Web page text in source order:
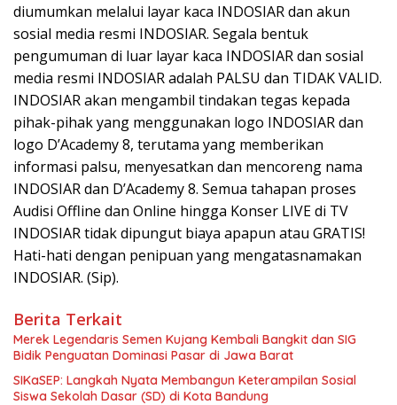
diumumkan melalui layar kaca INDOSIAR dan akun
sosial media resmi INDOSIAR. Segala bentuk
pengumuman di luar layar kaca INDOSIAR dan sosial
media resmi INDOSIAR adalah PALSU dan TIDAK VALID.
INDOSIAR akan mengambil tindakan tegas kepada
pihak-pihak yang menggunakan logo INDOSIAR dan
logo D’Academy 8, terutama yang memberikan
informasi palsu, menyesatkan dan mencoreng nama
INDOSIAR dan D’Academy 8. Semua tahapan proses
Audisi Offline dan Online hingga Konser LIVE di TV
INDOSIAR tidak dipungut biaya apapun atau GRATIS!
Hati-hati dengan penipuan yang mengatasnamakan
INDOSIAR. (Sip).
Berita Terkait
Merek Legendaris Semen Kujang Kembali Bangkit dan SIG
Bidik Penguatan Dominasi Pasar di Jawa Barat
SIKaSEP: Langkah Nyata Membangun Keterampilan Sosial
Siswa Sekolah Dasar (SD) di Kota Bandung